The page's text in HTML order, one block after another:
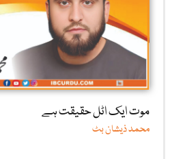
موت ایک اٹل حقیقت ہے
محمد ذیشان بٹ